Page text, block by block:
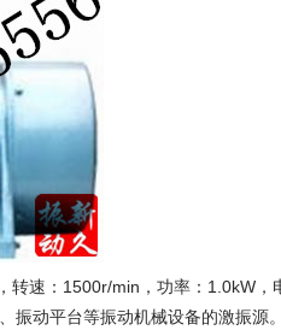
速：1500r/min，功率：1.0kW，
、振动平台等振动机械设备的激振源。